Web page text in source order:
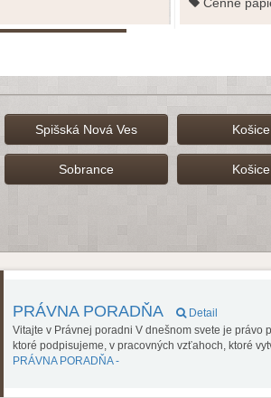
Cenné
Spišská Nová Ves
Sobrance
PRÁVNA PORADŇA
Detail
Vitajte v Právnej poradni V dnešnom svete je právo
ktoré podpisujeme, v pracovných vzťahoch, ktoré
PRÁVNA PORADŇA -